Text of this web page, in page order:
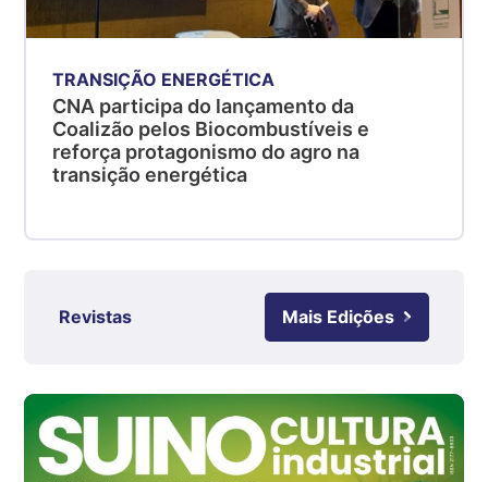
R$ 4,51
Suíno - Estadual
SC
R$ 4,48
kg
RS
Ovo Branco - Regional
Ovo Branco - Regional
Branco
TRANSIÇÃO ENERGÉTICA
CNA participa do lançamento da
Coalizão pelos Biocombustíveis e
reforça protagonismo do agro na
transição energética
Revistas Mais Edições